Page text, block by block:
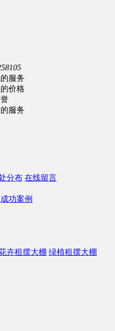
服务
价格
服务
分布 在线留言
成功案例
卉租摆大棚 绿植租摆大棚